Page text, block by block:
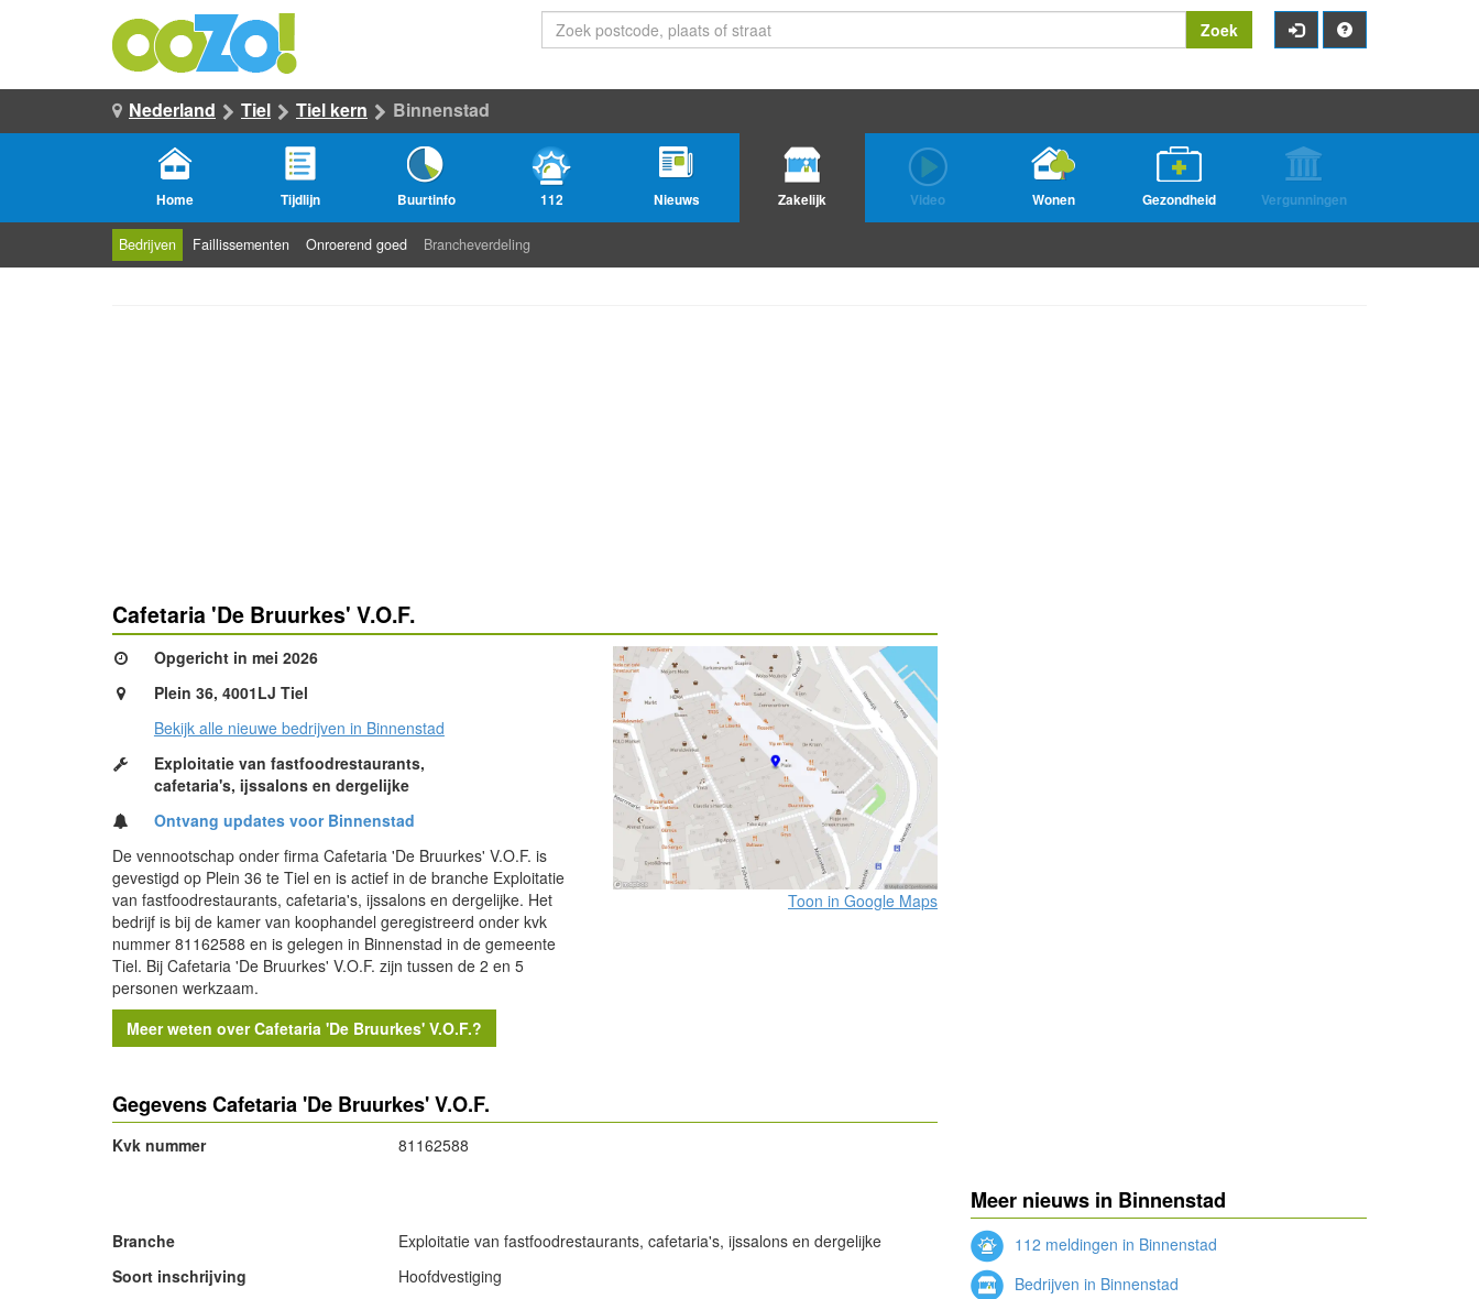
Zoek
Nederland Tiel Tiel kern Binnenstad
Home Tijdlijn Buurtinfo 112 Nieuws Zakelijk Video Wonen Gezondheid Vergunningen
Bedrijven Faillissementen Onroerend goed Brancheverdeling
Cafetaria 'De Bruurkes' V.O.F.
Opgericht in mei 2026
Plein 36, 4001LJ Tiel
Bekijk alle nieuwe bedrijven in Binnenstad
Exploitatie van fastfoodrestaurants,
cafetaria's, ijssalons en dergelijke
Ontvang updates voor Binnenstad
De vennootschap onder firma Cafetaria 'De Bruurkes' V.O.F. is
gevestigd op Plein 36 te Tiel en is actief in de branche Exploitatie
van fastfoodrestaurants, cafetaria's, ijssalons en dergelijke. Het
bedrijf is bij de kamer van koophandel geregistreerd onder kvk
nummer 81162588 en is gelegen in Binnenstad in de gemeente
Tiel. Bij Cafetaria 'De Bruurkes' V.O.F. zijn tussen de 2 en 5
personen werkzaam.
Meer weten over Cafetaria 'De Bruurkes' V.O.F.?
Toon in Google Maps
Gegevens Cafetaria 'De Bruurkes' V.O.F.
Kvk nummer 81162588
Branche
Exploitatie van fastfoodrestaurants, cafetaria's, ijssalons en dergelijke
Soort inschrijving
Hoofdvestiging
Meer nieuws in Binnenstad
112 meldingen in Binnenstad
Bedrijven in Binnenstad